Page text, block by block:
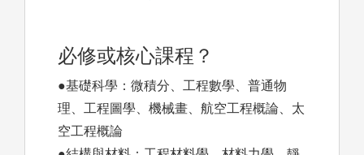
必修或核心課程？
●基礎科學：微積分、工程數學、普通物
理、工程圖學、機械畫、航空工程概論、太
空工程概論